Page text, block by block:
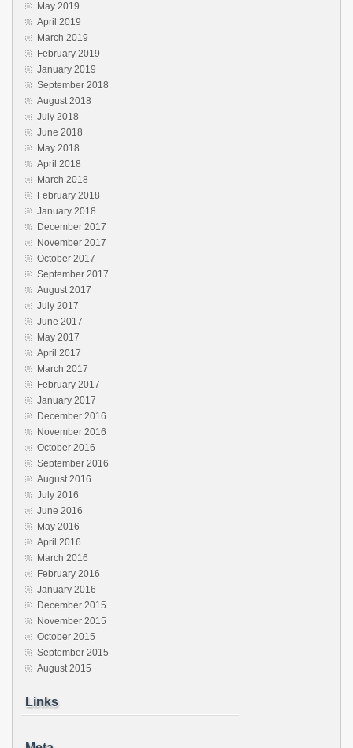
May 2019
April 2019
March 2019
February 2019
January 2019
September 2018
August 2018
July 2018
June 2018
May 2018
April 2018
March 2018
February 2018
January 2018
December 2017
November 2017
October 2017
September 2017
August 2017
July 2017
June 2017
May 2017
April 2017
March 2017
February 2017
January 2017
December 2016
November 2016
October 2016
September 2016
August 2016
July 2016
June 2016
May 2016
April 2016
March 2016
February 2016
January 2016
December 2015
November 2015
October 2015
September 2015
August 2015
Links